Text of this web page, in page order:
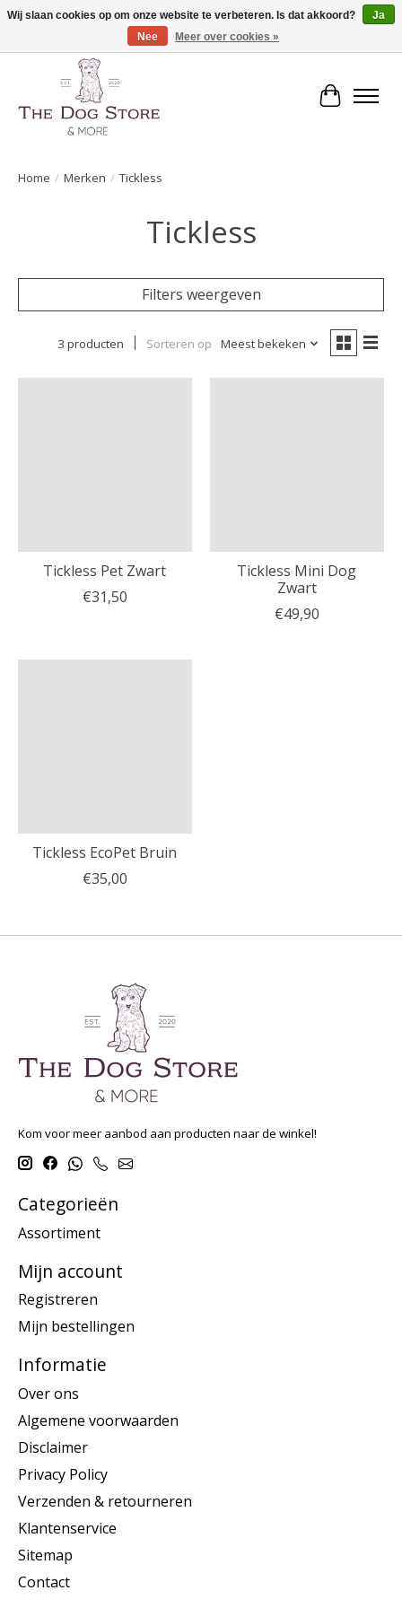
De speciaalzaak in hondenartikelen en meer!
Home / Merken / Tickless
Tickless
Filters weergeven
3 producten Sorteren op Meest bekeken
Tickless Pet Zwart
€31,50
Tickless Mini Dog
Zwart
€49,90
Tickless EcoPet Bruin
€35,00
Kom voor meer aanbod aan producten naar de winkel!
Categorieën
Assortiment
Mijn account
Registreren
Mijn bestellingen
Informatie
Over ons
Algemene voorwaarden
Disclaimer
Privacy Policy
Verzenden & retourneren
Klantenservice
Sitemap
Contact
Wij slaan cookies op om onze website te verbeteren. Is dat akkoord?
Ja
Nee
Meer over cookies »